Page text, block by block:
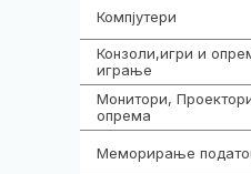
Компјутери
Конзоли,игри и
играње
Монитори,
опрема
Меморирање